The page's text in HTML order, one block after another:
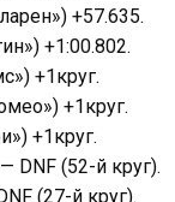
+57.635.
+1:00.802.
+1круг.
+1круг.
+1круг.
DNF (52-й круг).
(27-й круг).